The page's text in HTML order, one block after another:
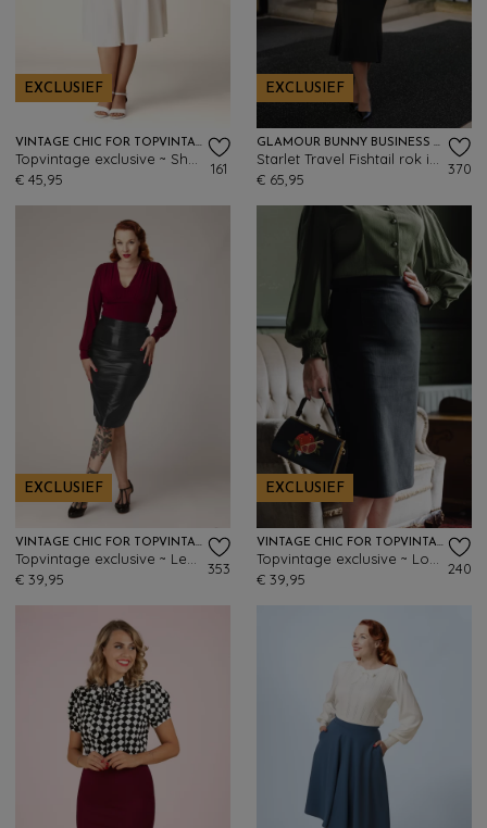
EXCLUSIEF
VINTAGE CHIC FOR TOPVINTAGE
€ 45,95
161
EXCLUSIEF
GLAMOUR BUNNY BUSINESS BABE
€ 65,95
370
EXCLUSIEF
VINTAGE CHIC FOR TOPVINTAGE
€ 39,95
353
EXCLUSIEF
VINTAGE CHIC FOR TOPVINTAGE
€ 39,95
240